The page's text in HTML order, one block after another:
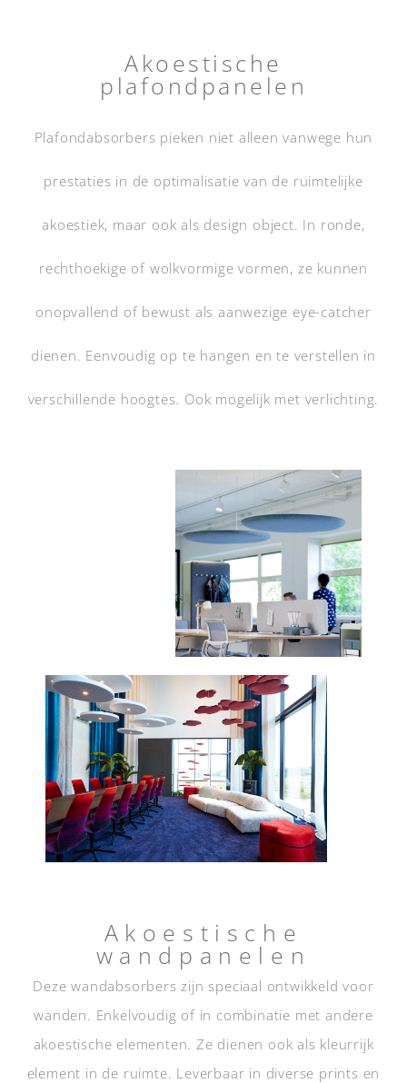
Akoestische
plafondpanelen
Plafondabsorbers pieken niet alleen vanwege hun
prestaties in de optimalisatie van de ruimtelijke
akoestiek, maar ook als design object. In ronde,
rechthoekige of wolkvormige vormen, ze kunnen
onopvallend of bewust als aanwezige eye-catcher
dienen. Eenvoudig op te hangen en te verstellen in
verschillende hoogtes. Ook mogelijk met verlichting.
Akoestische
wandpanelen
Deze wandabsorbers zijn speciaal ontwikkeld voor
wanden. Enkelvoudig of in combinatie met andere
akoestische elementen. Ze dienen ook als kleurrijk
element in de ruimte. Leverbaar in diverse prints en